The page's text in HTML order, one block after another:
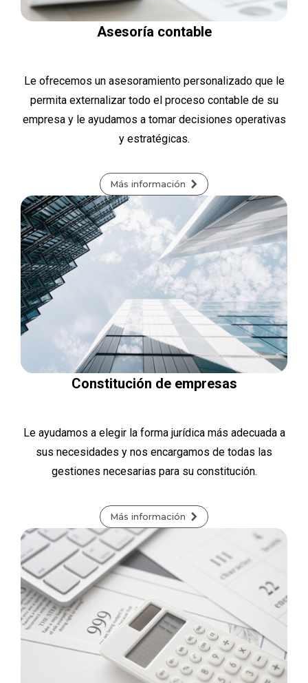
Asesoría contable
Le ofrecemos un asesoramiento personalizado que le
permita externalizar todo el proceso contable de su
empresa y le ayudamos a tomar decisiones operativas
y estratégicas.
Más información
Constitución de empresas
Le ayudamos a elegir la forma jurídica más adecuada a
sus necesidades y nos encargamos de todas las
gestiones necesarias para su constitución.
Más información